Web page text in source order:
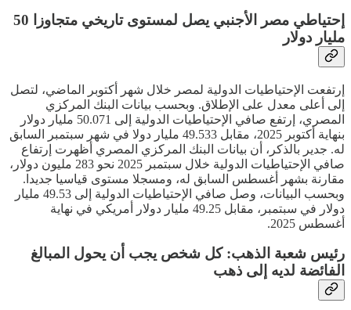
إحتياطي مصر الأجنبي يصل لمستوى تاريخي متجاوزا 50
مليار دولار
إرتفعت الإحتياطيات الدولية لمصر خلال شهر أكتوبر الماضي، لتصل
إلى أعلى معدل على الإطلاق. وبحسب بيانات البنك المركزي
المصري، إرتفع صافي الإحتياطيات الدولية إلى 50.071 مليار دولار
بنهاية أكتوبر 2025، مقابل 49.533 مليار دولا في شهر سبتمبر السابق
له. جدير بالذكر، أن بيانات البنك المركزي المصري أظهرت إرتفاع
صافي الإحتياطيات الدولية خلال سبتمبر 2025 نحو 283 مليون دولار،
مقارنة بشهر أغسطس السابق له، ومسجلا مستوى قياسيا جديدا.
وبحسب البيانات، وصل صافي الإحتياطيات الدولية إلى 49.53 مليار
دولار في سبتمبر، مقابل 49.25 مليار دولار أمريكي في نهاية
أغسطس 2025.
رئيس شعبة الذهب: كل شخص يجب أن يحول المبالغ
الفائضة لديه إلى ذهب